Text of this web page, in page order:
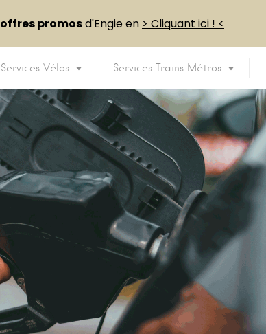
Services Vélos Services Trains Métros
offres promosd'Engie en > Cliquant ici ! <